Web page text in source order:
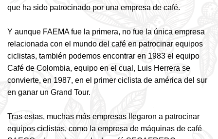
que ha sido patrocinado por una empresa de café.
Y aunque FAEMA fue la primera, no fue la única empresa
relacionada con el mundo del café en patrocinar equipos
ciclistas, también podemos encontrar en 1983 el equipo
Café de Colombia, equipo en el cual, Luis Herrera se
convierte, en 1987, en el primer ciclista de américa del sur
en ganar un Grand Tour.
Tras estas, muchas más empresas llegaron a patrocinar
equipos ciclistas, como la empresa de máquinas de café